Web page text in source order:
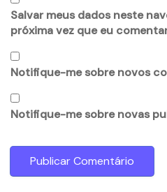
Salvar meus dados neste
próxima vez que eu
Notifique-me sobre novos
Notifique-me sobre novas